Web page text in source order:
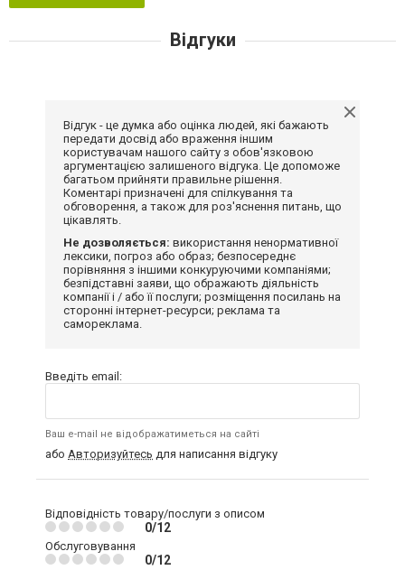
Відгуки
Відгук - це думка або оцінка людей, які бажають
передати досвід або враження іншим
користувачам нашого сайту з обов'язковою
аргументацією залишеного відгука. Це допоможе
багатьом прийняти правильне рішення.
Коментарі призначені для спілкування та
обговорення, а також для роз'яснення питань, що
цікавлять.
Не дозволяється: використання ненормативної
лексики, погроз або образ; безпосереднє
порівняння з іншими конкуруючими компаніями;
безпідставні заяви, що ображають діяльність
компанії і / або її послуги; розміщення посилань на
сторонні інтернет-ресурси; реклама та
самореклама.
Введіть email:
Ваш e-mail не відображатиметься на сайті
або Авторизуйтесь для написання відгуку
Відповідність товару/послуги з описом
0/12
Обслуговування
0/12